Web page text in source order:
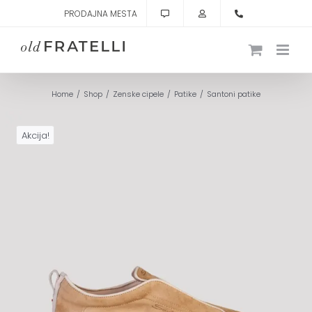
content
PRODAJNA MESTA
Home Shop Zenske cipele Patike Santoni patike
Akcija!